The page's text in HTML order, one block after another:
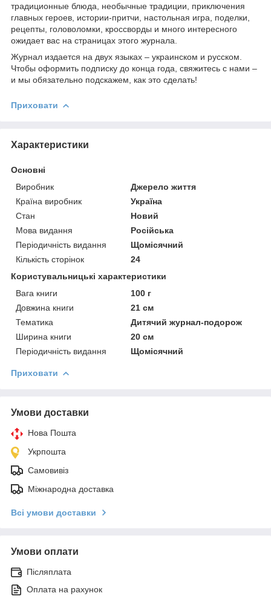
традиционные блюда, необычные традиции, приключения
главных героев, истории-притчи, настольная игра, поделки,
рецепты, головоломки, кроссворды и много интересного
ожидает вас на страницах этого журнала.
Журнал издается на двух языках – украинском и русском.
Чтобы оформить подписку до конца года, свяжитесь с нами –
и мы обязательно подскажем, как это сделать!
Приховати
Характеристики
Основні
Виробник
Джерело життя
Країна виробник
Україна
Стан
Новий
Мова видання
Російська
Періодичність видання
Щомісячний
Кількість сторінок
24
Користувальницькі характеристики
Вага книги
100 г
Довжина книги
21 см
Тематика
Дитячий журнал-подорож
Ширина книги
20 см
Періодичність видання
Щомісячний
Приховати
Умови доставки
Нова Пошта
Укрпошта
Самовивіз
Міжнародна доставка
Всі умови доставки
Умови оплати
Післяплата
Оплата на рахунок